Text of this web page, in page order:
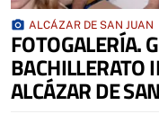
photo_camera ALCÁZAR DE SAN JUAN
FOTOGALERÍA.
BACHILLERATO
ALCÁZAR DE